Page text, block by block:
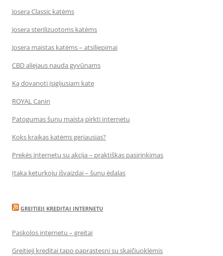
Josera Classic katėms
Josera sterilizuotoms katėms
Josera maistas katėms – atsiliepimai
CBD aliejaus nauda gyvūnams
Ką dovanoti įsigijusiam katę
ROYAL Canin
Patogumas šunų maistą pirkti internetu
Koks kraikas katėms geriausias?
Prekės internetu su akcija – praktiškas pasirinkimas
Įtaka keturkojų išvaizdai – šunų ėdalas
GREITIEJI KREDITAI INTERNETU
Paskolos internetu – greitai
Greitieji kreditai tapo paprastesni su skaičiuoklėmis